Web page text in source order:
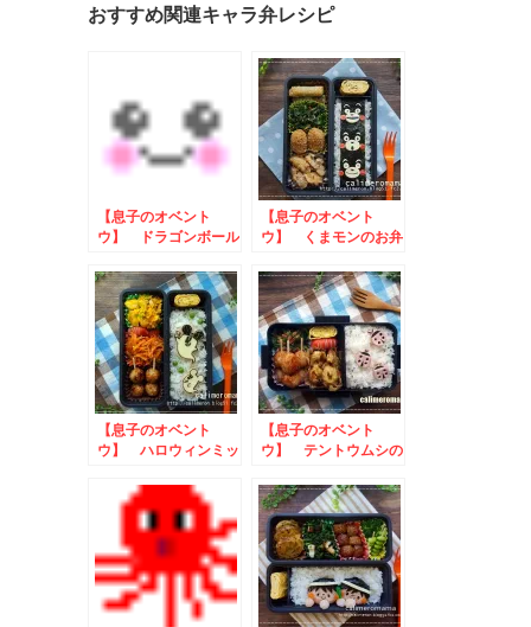
おすすめ関連キャラ弁レシピ
【息子のオベント
ウ】 ドラゴンボール
【息子のオベント
ウ】 くまモンのお弁
【息子のオベント
ウ】 ハロウィンミッ
【息子のオベント
ウ】 テントウムシの
ち麦の日プレゼントキ
ャンペーン2023